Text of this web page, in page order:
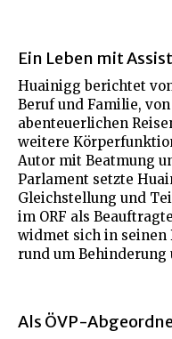
Ein Leben mit
Huainigg berichtet
Beruf und Familie,
abenteuerlichen
weitere
Autor mit Beatmung
Parlament setzte
Gleichstellung und
im ORF als
widmet sich in seinen
rund um Behinderung
Als ÖVP-